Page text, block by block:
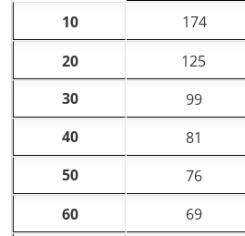
10
174
20
125
30
99
40
81
50
76
60
69